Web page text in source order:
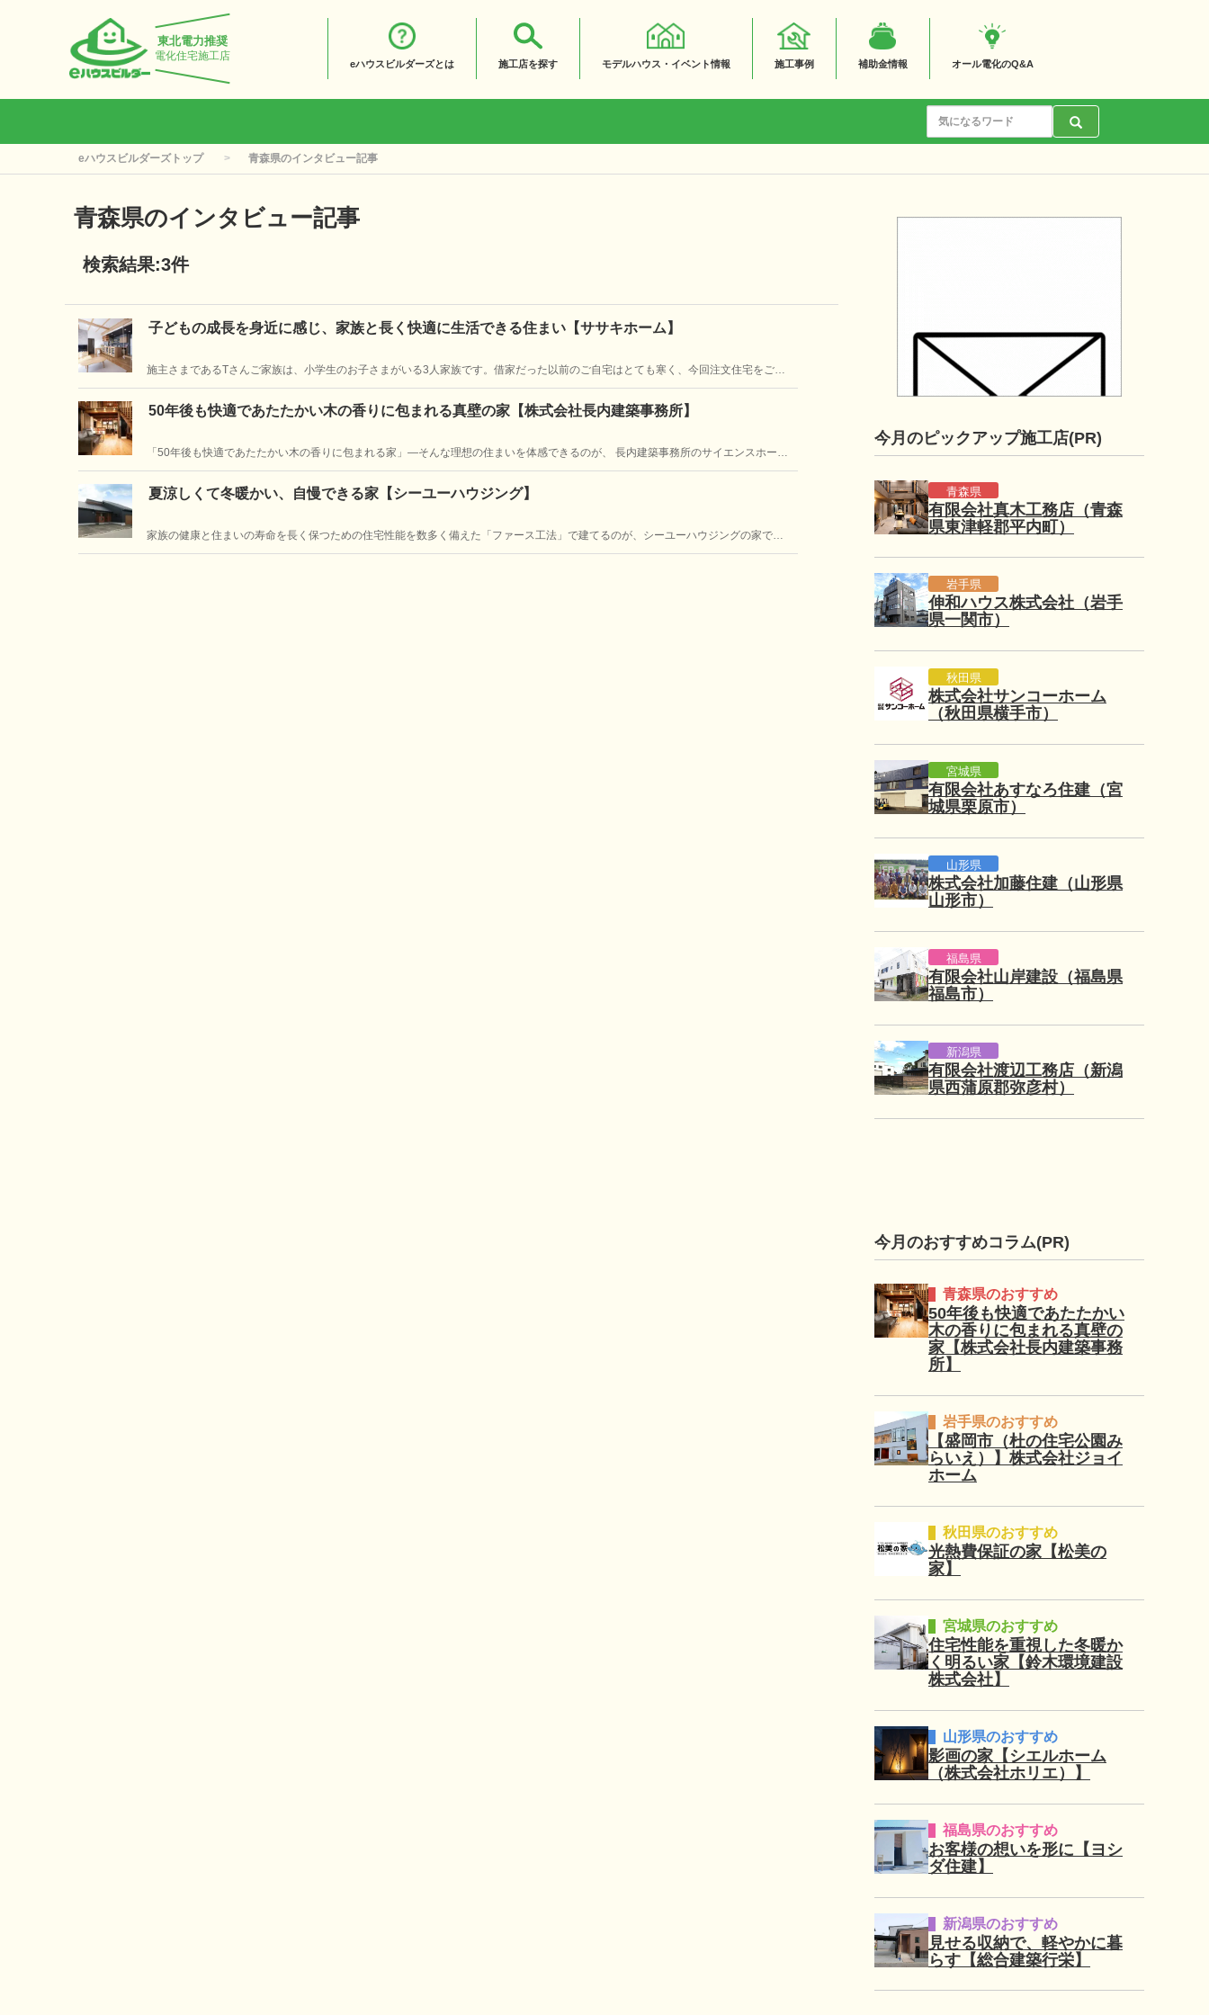
東北電力推奨
電化住宅施工店
eハウスビルダーズとは 施工店を探す モデルハウス・イベント情報 施工事例 補助金情報 オール電化のQ&A
eハウスビルダーズトップ 青森県のインタビュー記事
青森県のインタビュー記事
検索結果:3件
子どもの成長を身近に感じ、家族と長く快適に生活できる住まい【ササキホーム】
施主さまであるTさんご家族は、小学生のお子さまがいる3人家族です。借家だった以前のご自宅はとても寒く、今回注文住宅をご相
50年後も快適であたたかい木の香りに包まれる真壁の家【株式会社長内建築事務所】
「50年後も快適であたたかい木の香りに包まれる家」―そんな理想の住まいを体感できるのが、 長内建築事務所のサイエンスホーム
夏涼しくて冬暖かい、自慢できる家【シーユーハウジング】
家族の健康と住まいの寿命を長く保つための住宅性能を数多く備えた「ファース工法」で建てるのが、シーユーハウジングの家で
今月のピックアップ施工店(PR)
青森県
有限会社真木工務店（青森
県東津軽郡平内町）
岩手県
伸和ハウス株式会社（岩手
県一関市）
秋田県
株式会社サンコーホーム
（秋田県横手市）
宮城県
有限会社あすなろ住建（宮
城県栗原市）
山形県
株式会社加藤住建（山形県
山形市）
福島県
有限会社山岸建設（福島県
福島市）
新潟県
有限会社渡辺工務店（新潟
県西蒲原郡弥彦村）
今月のおすすめコラム(PR)
青森県のおすすめ
50年後も快適であたたかい
木の香りに包まれる真壁の
家【株式会社長内建築事務
所】
岩手県のおすすめ
【盛岡市（杜の住宅公園み
らいえ）】株式会社ジョイ
ホーム
秋田県のおすすめ
光熱費保証の家【松美の
家】
宮城県のおすすめ
住宅性能を重視した冬暖か
く明るい家【鈴木環境建設
株式会社】
山形県のおすすめ
影画の家【シエルホーム
（株式会社ホリエ）】
福島県のおすすめ
お客様の想いを形に【ヨシ
ダ住建】
新潟県のおすすめ
見せる収納で、軽やかに暮
らす【総合建築行栄】